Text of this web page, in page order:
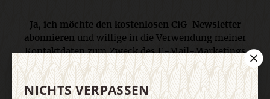
Ja, ich möchte den kostenlosen CiG-Newsletter
abonnieren und willige in die Verwendung meiner
Kontaktdaten zum Zweck des E-Mail-Marketings
durch den Verlag Herder ein. Den Newsletter oder
die E-Mail-Werbung kann ich jederzeit abbestellen.
Ich bin einverstanden, dass mein
NICHTS VERPASSEN